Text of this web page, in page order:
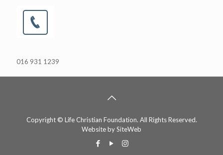
016 931 1239
Copyright © Life Christian Foundation. All Rights Reserved.
Website bySiteWeb